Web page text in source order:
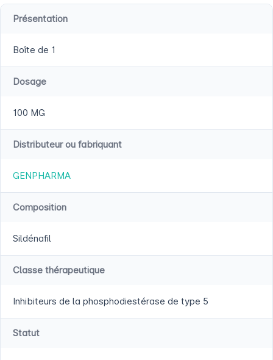
Présentation
Boîte de 1
Dosage
100 MG
Distributeur ou fabriquant
GENPHARMA
Composition
Sildénafil
Classe thérapeutique
Inhibiteurs de la phosphodiestérase de type 5
Statut